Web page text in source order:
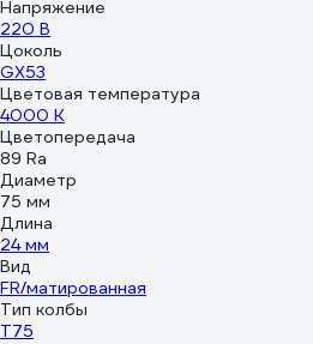
Напряжение
220 В
Цоколь
GX53
Цветовая температура
4000 К
Цветопередача
89 Ra
Диаметр
75 мм
Длина
24 мм
Вид
FR/матированная
Тип колбы
T75